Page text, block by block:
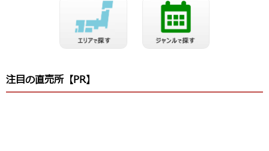
注目の直売所【PR】